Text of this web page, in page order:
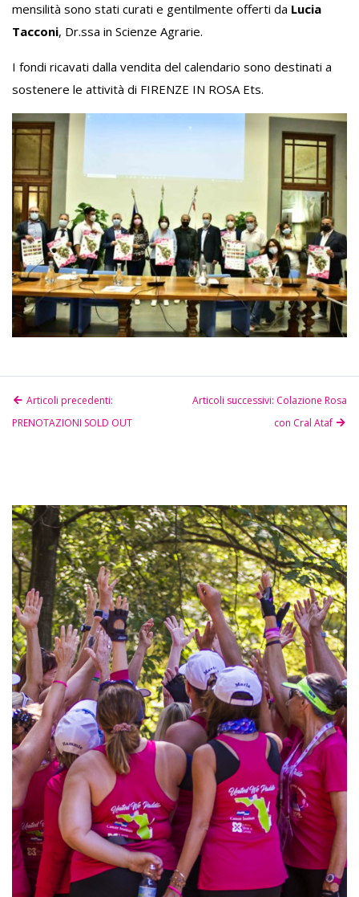
mensilità sono stati curati e gentilmente offerti da Lucia
Tacconi, Dr.ssa in Scienze Agrarie.
I fondi ricavati dalla vendita del calendario sono destinati a
sostenere le attività di FIRENZE IN ROSA Ets.
Articoli precedenti:
PRENOTAZIONI SOLD OUT
Articoli successivi: Colazione Rosa
con Cral Ataf